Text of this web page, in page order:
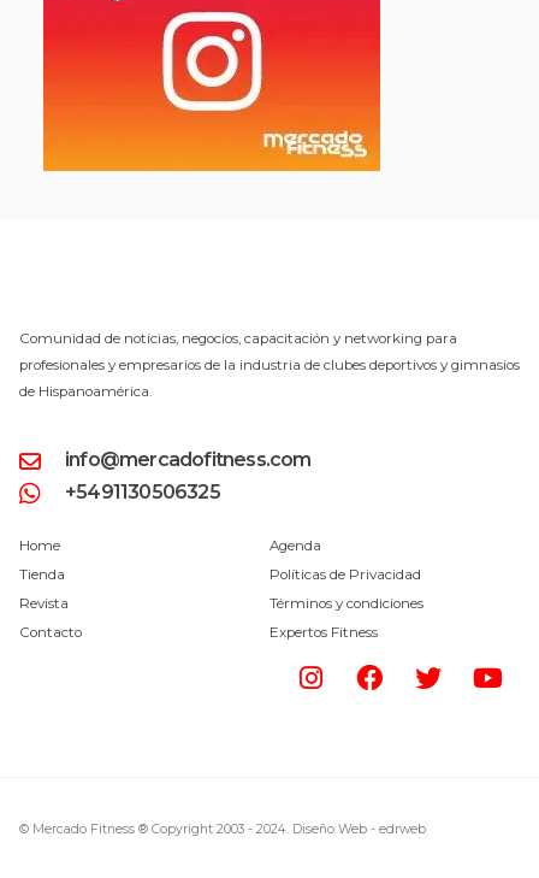
Comunidad de noticias, negocios, capacitación y networking para
profesionales y empresarios de la industria de clubes deportivos y gimnasios
de Hispanoamérica.
info@mercadofitness.com
+5491130506325
Home
Tienda
Revista
Contacto
Agenda
Políticas de Privacidad
Términos y condiciones
Expertos Fitness
© Mercado Fitness ® Copyright 2003 - 2024. Diseño Web - edrweb